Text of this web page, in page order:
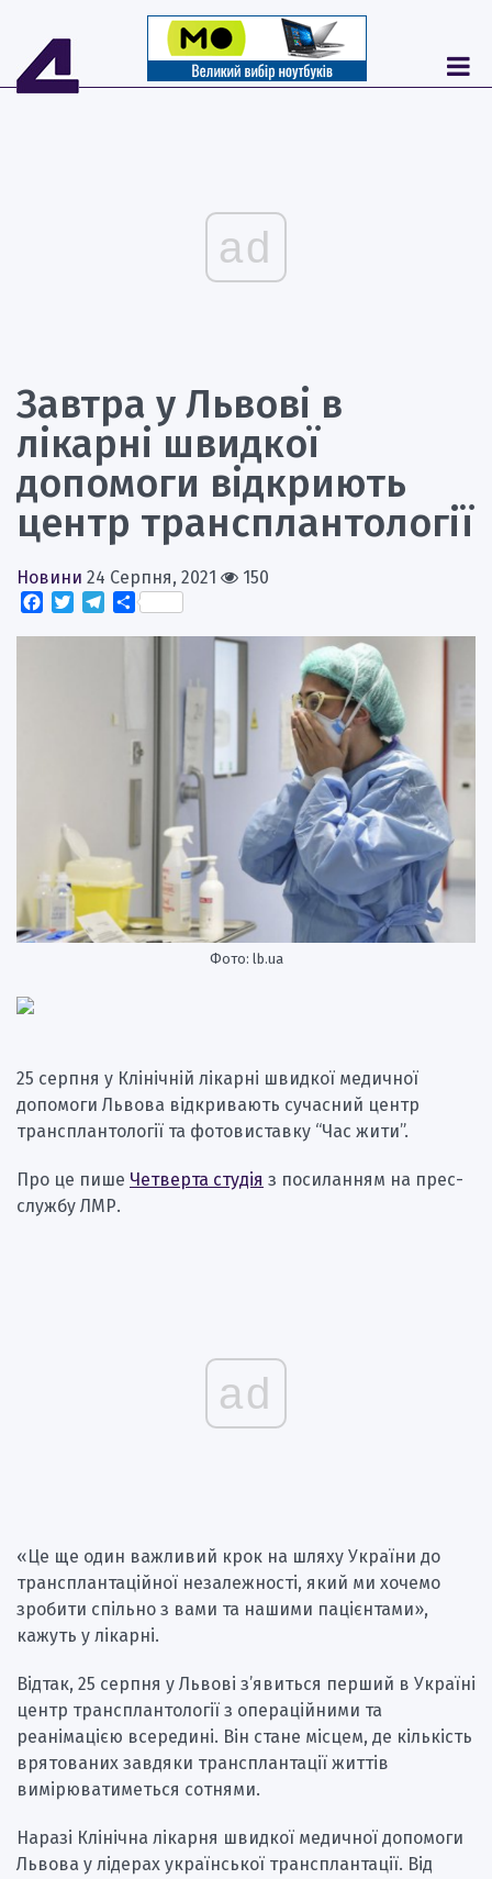
ad
Завтра у Львові в
лікарні швидкої
допомоги відкриють
центр трансплантології
Новини 24 Серпня, 2021
150
Facebook
TwitterTelegram
Поділитися
Фото: lb.ua
25 серпня у Клінічній лікарні швидкої медичної
допомоги Львова відкривають сучасний центр
трансплантології та фотовиставку “Час жити”.
Про це пише Четверта студія з посиланням на прес-
службу ЛМР.
ad
«Це ще один важливий крок на шляху України до
трансплантаційної незалежності, який ми хочемо
зробити спільно з вами та нашими пацієнтами»,
кажуть у лікарні.
Відтак, 25 серпня у Львові з’явиться перший в Україні
центр трансплантології з операційними та
реанімацією всередині. Він стане місцем, де кількість
врятованих завдяки трансплантації життів
вимірюватиметься сотнями.
Наразі Клінічна лікарня швидкої медичної допомоги
Львова у лідерах української трансплантації. Від